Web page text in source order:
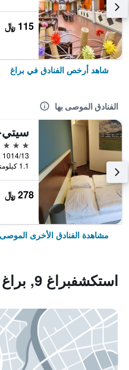
115 ﷼
شاهد أرخص الفنادق في براغ
الفنادق الموصى بها
3 نجوم
1.1 كيلومتر عن وسط المدينة
278 ﷼
مشاهدة الفنادق الأخرى الموصى
استكشفبراغ 9, براغ